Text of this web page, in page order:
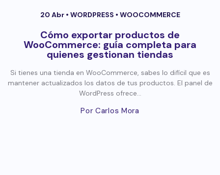
20 Abr • WORDPRESS • WOOCOMMERCE
Cómo exportar productos de
WooCommerce: guía completa para
quienes gestionan tiendas
Si tienes una tienda en WooCommerce, sabes lo difícil que es
mantener actualizados los datos de tus productos. El panel de
WordPress ofrece...
Por Carlos Mora